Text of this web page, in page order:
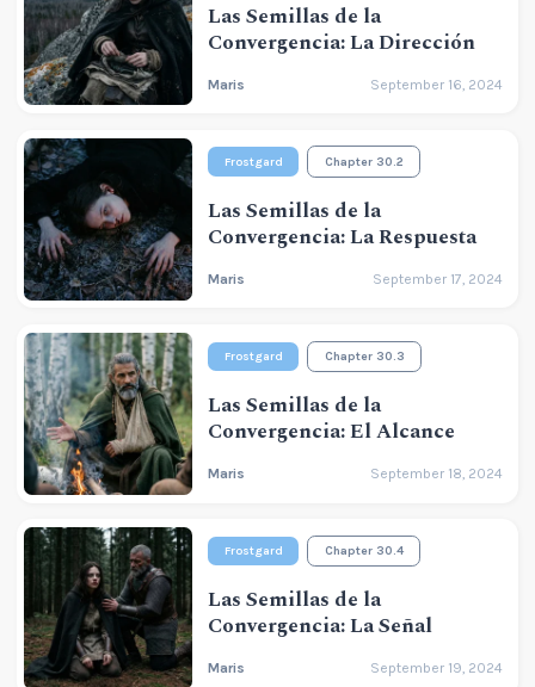
Las Semillas de la
Convergencia: La Dirección
Maris September 16, 2024
Frostgard Chapter 30.2
Las Semillas de la
Convergencia: La Respuesta
Maris September 17, 2024
Frostgard Chapter 30.3
Las Semillas de la
Convergencia: El Alcance
Maris September 18, 2024
Frostgard Chapter 30.4
Las Semillas de la
Convergencia: La Señal
Maris September 19, 2024